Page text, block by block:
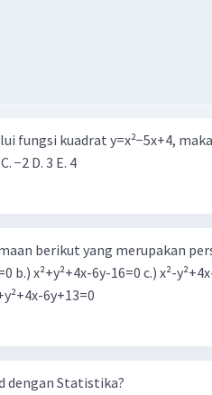
fungsi kuadrat y=x²−5x+4,
−2 D. 3 E. 4
berikut yang merupakan
b.) x²+y²+4x-6y-16=0 c.) x²-
e.) x²+y²+4x-6y+13=0
dengan Statistika?